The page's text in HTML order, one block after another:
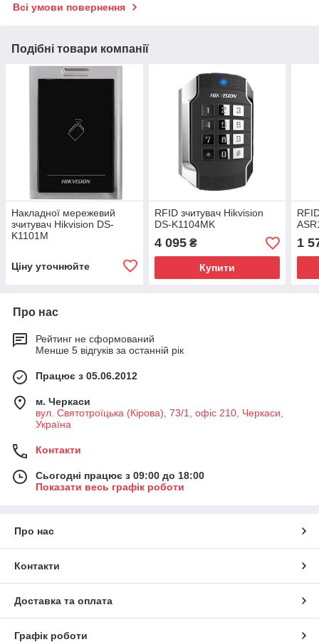
Всі умови повернення
Подібні товари компанії
Накладної мережевий
зчитувач Hikvision DS-
K1101M
Ціну уточнюйте
RFID зчитувач Hikvision
DS-K1104MK
4 095₴
Купити
1
Про нас
Рейтинг не сформований
Менше 5 відгуків за останній рік
Працює з 05.06.2012
м. Черкаси
вул. Святотроїцька (Кірова), 73/1, офіс 210, Черкаси,
Україна
Контакти
Сьогодні працює з 09:00 до 18:00
Показати весь графік роботи
Про нас
Контакти
Доставка та оплата
Графік роботи